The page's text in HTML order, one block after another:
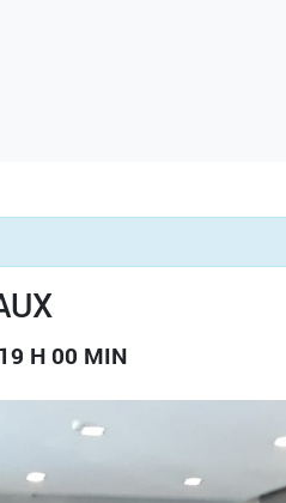
19 H 00 MIN